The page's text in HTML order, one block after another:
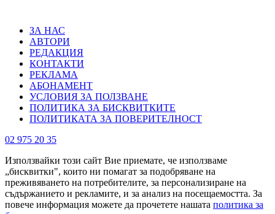
ЗА НАС
АВТОРИ
РЕДАКЦИЯ
КОНТАКТИ
РЕКЛАМА
АБОНАМЕНТ
УСЛОВИЯ ЗА ПОЛЗВАНЕ
ПОЛИТИКА ЗА БИСКВИТКИТЕ
ПОЛИТИКАТА ЗА ПОВЕРИТЕЛНОСТ
02 975 20 35
Използвайки този сайт Вие приемате, че използваме
„бисквитки", които ни помагат за подобряване на
преживяването на потребителите, за персонализиране на
съдържанието и рекламите, и за анализ на посещаемостта. За
повече информация можете да прочетете нашата политика за